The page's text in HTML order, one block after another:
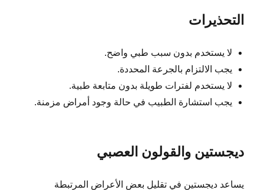
التحذيرات
لا يستخدم بدون سبب طبي واضح.
يجب الالتزام بالجرعة المحددة.
لا يستخدم لفترات طويلة بدون متابعة طبية.
يجب استشارة الطبيب في حالة وجود أمراض مزمنة.
ديجستين والقولون العصبي
يساعد ديجستين في تقليل بعض الأعراض المرتبطة